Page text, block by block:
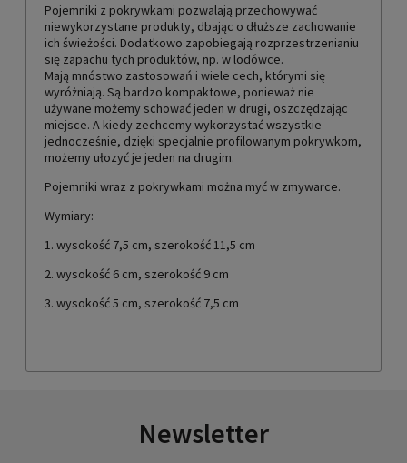
Pojemniki z pokrywkami pozwalają przechowywać
niewykorzystane produkty, dbając o dłuższe zachowanie
ich świeżości. Dodatkowo zapobiegają rozprzestrzenianiu
się zapachu tych produktów, np. w lodówce.
Mają mnóstwo zastosowań i wiele cech, którymi się
wyróżniają. Są bardzo kompaktowe, ponieważ nie
używane możemy schować jeden w drugi, oszczędzając
miejsce. A kiedy zechcemy wykorzystać wszystkie
jednocześnie, dzięki specjalnie profilowanym pokrywkom,
możemy ułozyć je jeden na drugim.
Pojemniki wraz z pokrywkami można myć w zmywarce.
Wymiary:
1. wysokość 7,5 cm, szerokość 11,5 cm
2. wysokość 6 cm, szerokość 9 cm
3. wysokość 5 cm, szerokość 7,5 cm
Newsletter